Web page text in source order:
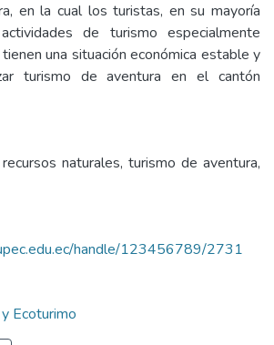
en la cual los turistas, en su mayoría
de turismo especialmente
una situación económica estable y
turismo de aventura en el cantón
naturales, turismo de aventura,
handle/123456789/2731
Ecoturimo